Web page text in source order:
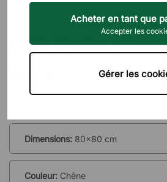
Acheter en tant que
Accepter les
Gérer les
Table Profim
Dimensions: 80x80 cm
Couleur: Chêne